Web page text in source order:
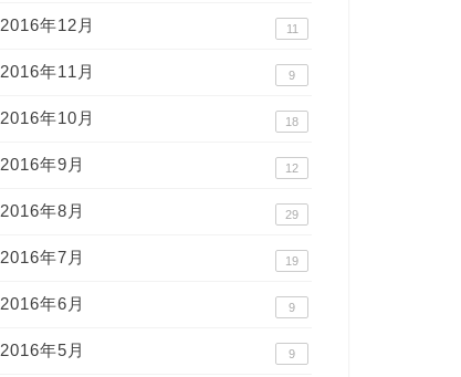
2016年12月 11
2016年11月 9
2016年10月 18
2016年9月 12
2016年8月 29
2016年7月 19
2016年6月 9
2016年5月 9